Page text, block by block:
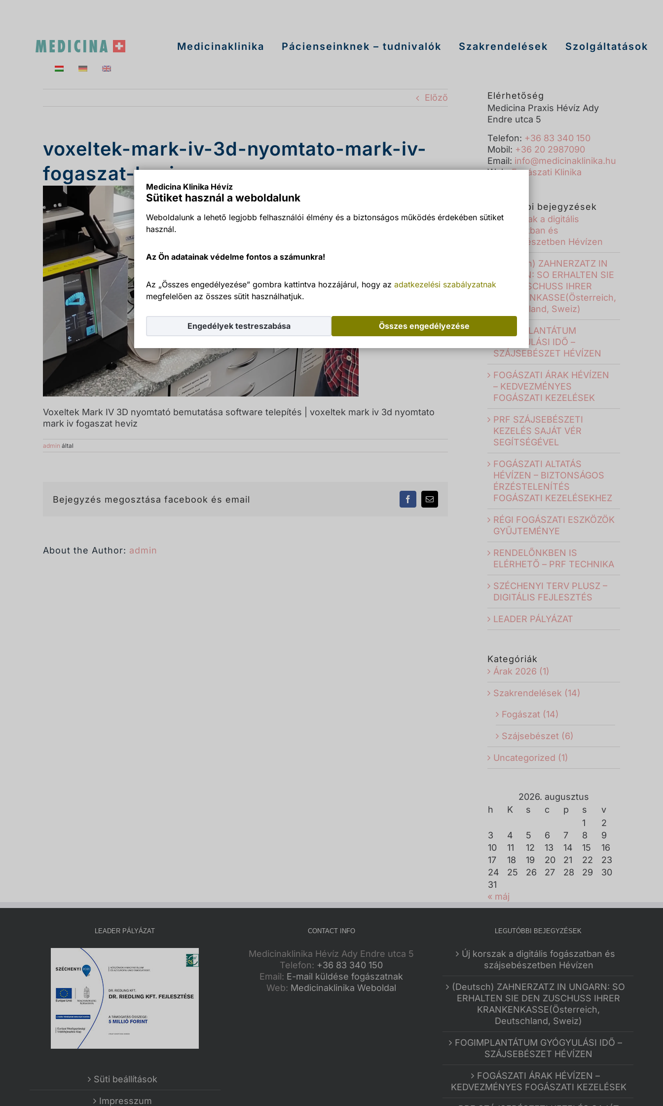
Medicina Klinika Hévíz
Sütiket használ a weboldalunk
Weboldalunk a lehető legjobb felhasználói élmény és a biztonságos működés érdekében sütiket
használ.
Az Ön adatainak védelme fontos a számunkra!
Az „Összes engedélyezése” gombra kattintva hozzájárul, hogy az adatkezelési szabályzatnak
megfelelően az összes sütit használhatjuk.
Összes engedélyezése
Engedélyek testreszabása
Medicinaklinika Pácienseinknek – tudnivalók Szakrendelések Szolgáltatások
Előző
voxeltek-mark-iv-3d-nyomtato-mark-iv-
fogaszat-heviz
Voxeltek Mark IV 3D nyomtató bemutatása software telepítés | voxeltek mark iv 3d nyomtato
mark iv fogaszat heviz
admin által
Bejegyzés megosztása facebook és email FacebookEmail:
About the Author: admin
Elérhetőség
Medicina Praxis Hévíz Ady
Endre utca 5
Telefon: +36 83 340 150
Mobil: +36 20 2987090
Email: info@medicinaklinika.hu
Web:Fogászati Klinika
Legutóbbi bejegyzések
Új korszak a digitális
fogászatban és
szájsebészetben Hévízen
(Deutsch) ZAHNERZATZ IN
UNGARN: SO ERHALTEN SIE
DEN ZUSCHUSS IHRER
KRANKENKASSE(Österreich,
Deutschland, Sweiz)
FOGIMPLANTÁTUM
GYÓGYULÁSI IDŐ –
SZÁJSEBÉSZET HÉVÍZEN
FOGÁSZATI ÁRAK HÉVÍZEN
– KEDVEZMÉNYES
FOGÁSZATI KEZELÉSEK
PRF SZÁJSEBÉSZETI
KEZELÉS SAJÁT VÉR
SEGÍTSÉGÉVEL
FOGÁSZATI ALTATÁS
HÉVÍZEN – BIZTONSÁGOS
ÉRZÉSTELENÍTÉS
FOGÁSZATI KEZELÉSEKHEZ
RÉGI FOGÁSZATI ESZKÖZÖK
GYŰJTEMÉNYE
RENDELŐNKBEN IS
ELÉRHETŐ – PRF TECHNIKA
SZÉCHENYI TERV PLUSZ –
DIGITÁLIS FEJLESZTÉS
LEADER PÁLYÁZAT
Kategóriák
Árak 2026 (1)
Szakrendelések (14)
Fogászat (14)
Szájsebészet (6)
Uncategorized (1)
2026. augusztus
h
K s c p s
v
1
2
3
4 5 6 7 8
9
10
11 12 13 14 15
16
17
18 19 20 21 22
23
24
25 26 27 28 29
30
31
« máj
LEADER PÁLYÁZAT
Süti beállítások
Impresszum
CONTACT INFO
Medicinaklinika Hévíz Ady Endre utca 5
Telefon: +36 83 340 150
Email: E-mail küldése fogászatnak
Web: Medicinaklinika Weboldal
LEGUTÓBBI BEJEGYZÉSEK
Új korszak a digitális fogászatban és
szájsebészetben Hévízen
(Deutsch) ZAHNERZATZ IN UNGARN: SO
ERHALTEN SIE DEN ZUSCHUSS IHRER
KRANKENKASSE(Österreich,
Deutschland, Sweiz)
FOGIMPLANTÁTUM GYÓGYULÁSI IDŐ –
SZÁJSEBÉSZET HÉVÍZEN
FOGÁSZATI ÁRAK HÉVÍZEN –
KEDVEZMÉNYES FOGÁSZATI KEZELÉSEK